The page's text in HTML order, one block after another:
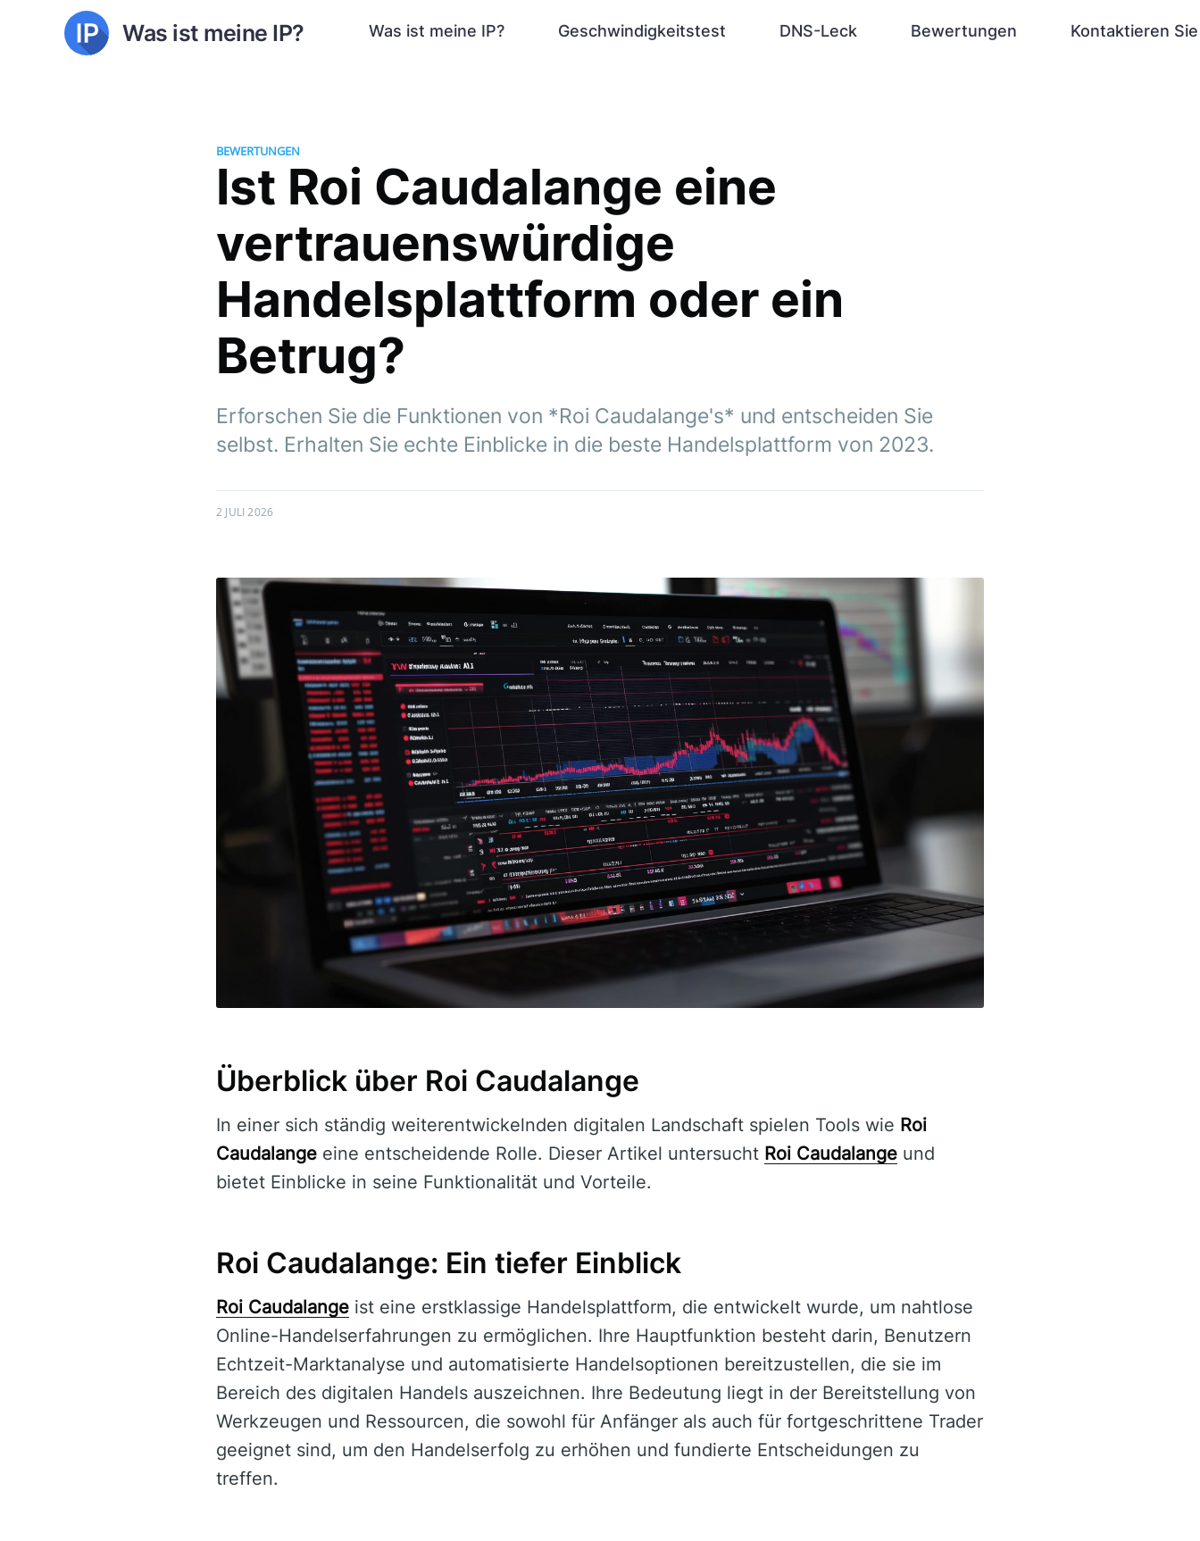
Was ist meine IP? Was ist meine IP? Geschwindigkeitstest DNS-Leck Bewertungen Kontaktieren
BEWERTUNGEN
Ist Roi Caudalange eine
vertrauenswürdige
Handelsplattform oder ein
Betrug?
Erforschen Sie die Funktionen von *Roi Caudalange's* und entscheiden Sie
selbst. Erhalten Sie echte Einblicke in die beste Handelsplattform von 2023.
2 JULI 2026
Überblick über Roi Caudalange
In einer sich ständig weiterentwickelnden digitalen Landschaft spielen Tools wie Roi
Caudalange eine entscheidende Rolle. Dieser Artikel untersucht Roi Caudalange und
bietet Einblicke in seine Funktionalität und Vorteile.
Roi Caudalange: Ein tiefer Einblick
Roi Caudalange ist eine erstklassige Handelsplattform, die entwickelt wurde, um nahtlose
Online-Handelserfahrungen zu ermöglichen. Ihre Hauptfunktion besteht darin, Benutzern
Echtzeit-Marktanalyse und automatisierte Handelsoptionen bereitzustellen, die sie im
Bereich des digitalen Handels auszeichnen. Ihre Bedeutung liegt in der Bereitstellung von
Werkzeugen und Ressourcen, die sowohl für Anfänger als auch für fortgeschrittene Trader
geeignet sind, um den Handelserfolg zu erhöhen und fundierte Entscheidungen zu
treffen.